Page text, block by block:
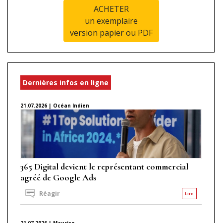
ACHETER
un exemplaire
version papier ou PDF
Dernières infos en ligne
21.07.2026 | Océan Indien
365 Digital devient le représentant commercial
agréé de Google Ads
Lire
Réagir